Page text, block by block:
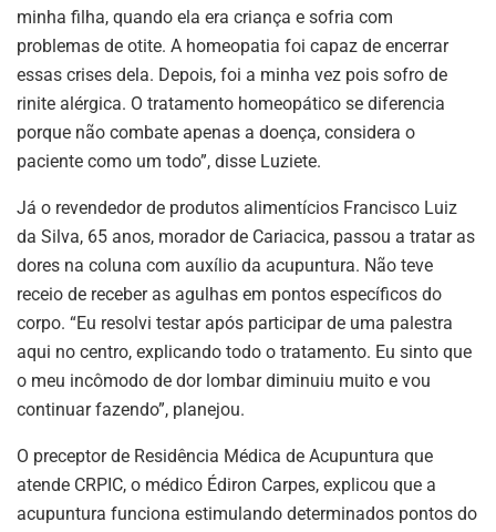
minha filha, quando ela era criança e sofria com
problemas de otite. A homeopatia foi capaz de encerrar
essas crises dela. Depois, foi a minha vez pois sofro de
rinite alérgica. O tratamento homeopático se diferencia
porque não combate apenas a doença, considera o
paciente como um todo”, disse Luziete.
Já o revendedor de produtos alimentícios Francisco Luiz
da Silva, 65 anos, morador de Cariacica, passou a tratar as
dores na coluna com auxílio da acupuntura. Não teve
receio de receber as agulhas em pontos específicos do
corpo. “Eu resolvi testar após participar de uma palestra
aqui no centro, explicando todo o tratamento. Eu sinto que
o meu incômodo de dor lombar diminuiu muito e vou
continuar fazendo”, planejou.
O preceptor de Residência Médica de Acupuntura que
atende CRPIC, o médico Édiron Carpes, explicou que a
acupuntura funciona estimulando determinados pontos do